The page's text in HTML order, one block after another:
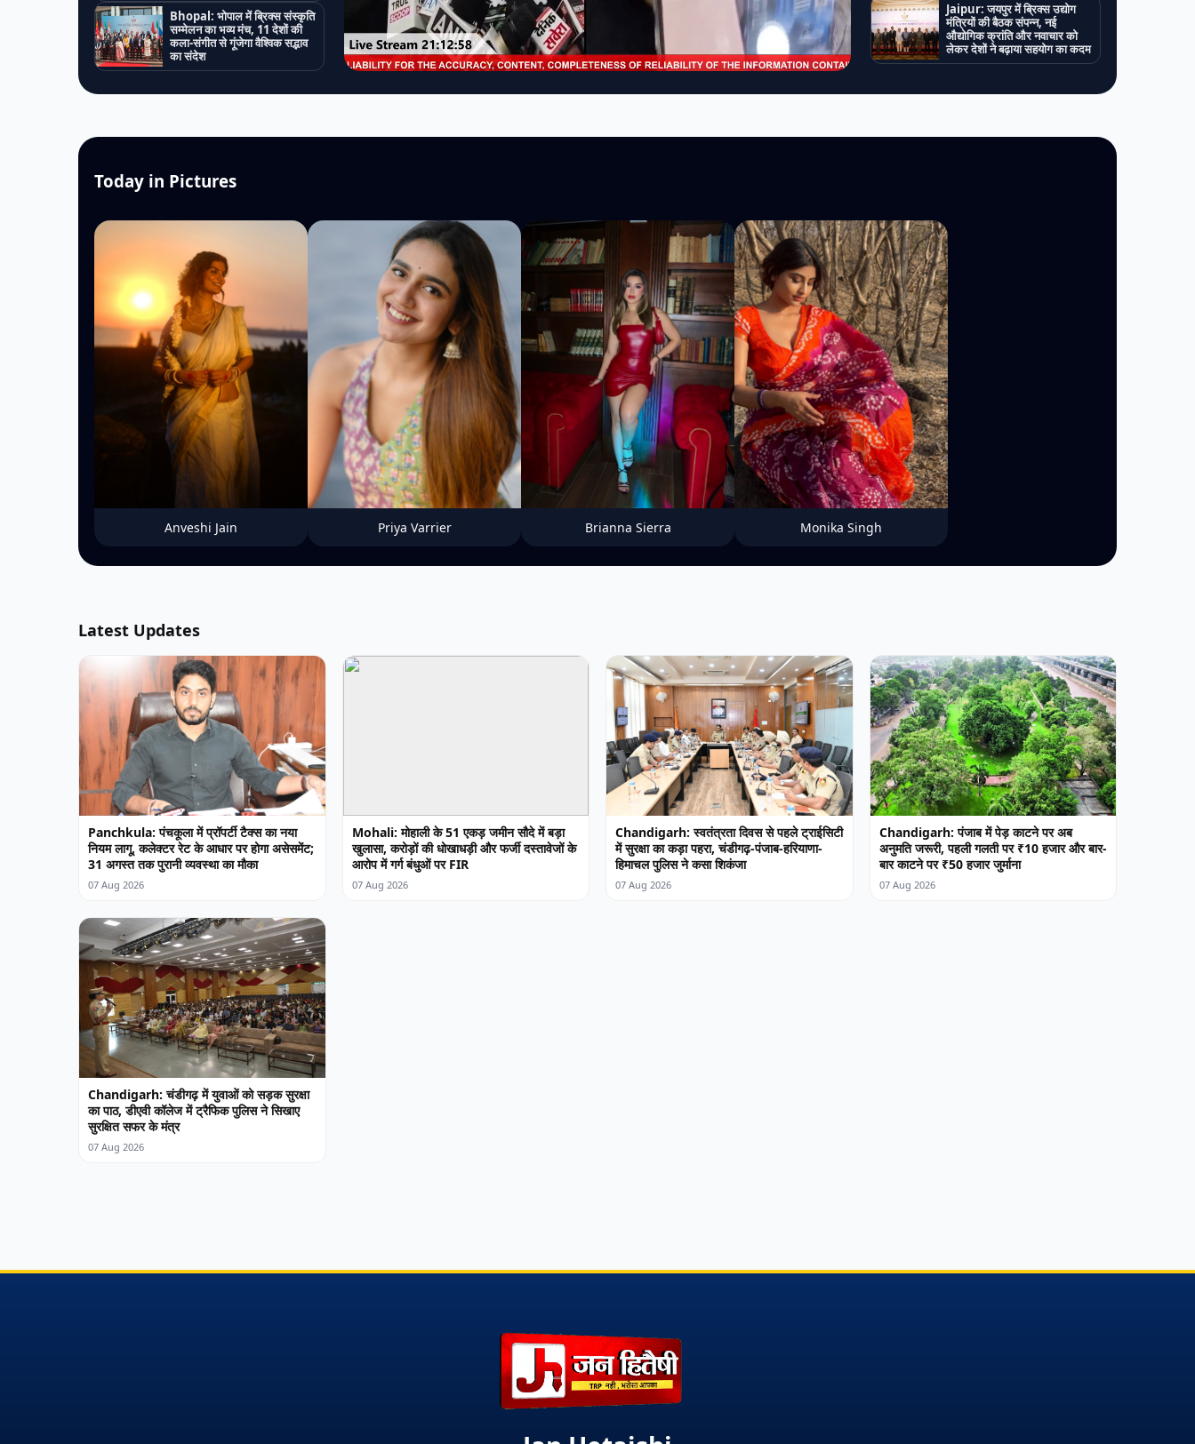
Bhopal: भोपाल में ब्रिक्स संस्कृति
सम्मेलन का भव्य मंच, 11 देशों की
कला-संगीत से गूंजेगा वैश्विक सद्भाव
का संदेश
Jaipur: जयपुर में ब्रिक्स उद्योग
मंत्रियों की बैठक संपन्न, नई
औद्योगिक क्रांति और नवाचार को
लेकर देशों ने बढ़ाया सहयोग का कदम
Today in Pictures
Anveshi Jain Priya Varrier Brianna Sierra Monika Singh
Latest Updates
Panchkula: पंचकूला में प्रॉपर्टी टैक्स का नया
नियम लागू, कलेक्टर रेट के आधार पर होगा असेसमेंट;
31 अगस्त तक पुरानी व्यवस्था का मौका
07 Aug 2026
Mohali: मोहाली के 51 एकड़ जमीन सौदे में बड़ा
खुलासा, करोड़ों की धोखाधड़ी और फर्जी दस्तावेजों के
आरोप में गर्ग बंधुओं पर FIR
07 Aug 2026
Chandigarh: स्वतंत्रता दिवस से पहले ट्राईसिटी
में सुरक्षा का कड़ा पहरा, चंडीगढ़-पंजाब-हरियाणा-
हिमाचल पुलिस ने कसा शिकंजा
07 Aug 2026
Chandigarh: पंजाब में पेड़ काटने पर अब
अनुमति जरूरी, पहली गलती पर ₹10 हजार और बार-
बार काटने पर ₹50 हजार जुर्माना
07 Aug 2026
Chandigarh: चंडीगढ़ में युवाओं को सड़क सुरक्षा
का पाठ, डीएवी कॉलेज में ट्रैफिक पुलिस ने सिखाए
सुरक्षित सफर के मंत्र
07 Aug 2026